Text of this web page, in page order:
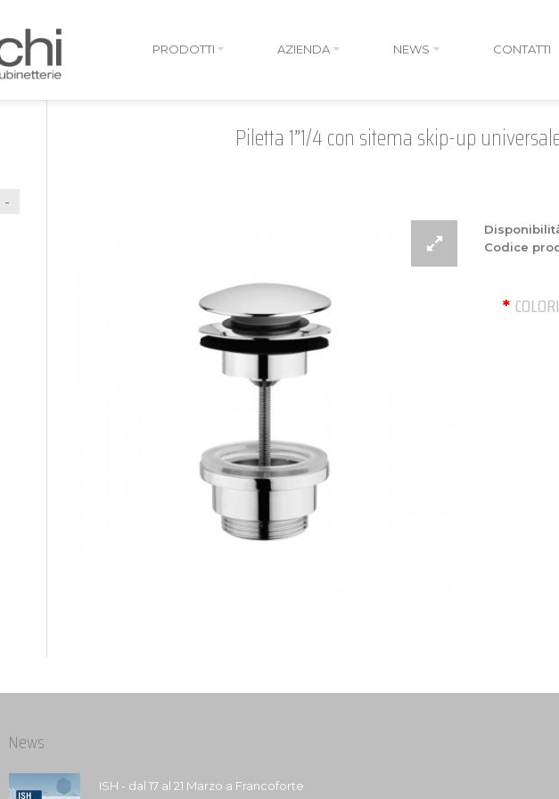
PRODOTTI AZIENDA NEWS CONTATTI
Piletta 1”1/4 con sitema skip-up
Codice
COLORI
News
ISH - dal 17 al 21 Marzo a Francoforte